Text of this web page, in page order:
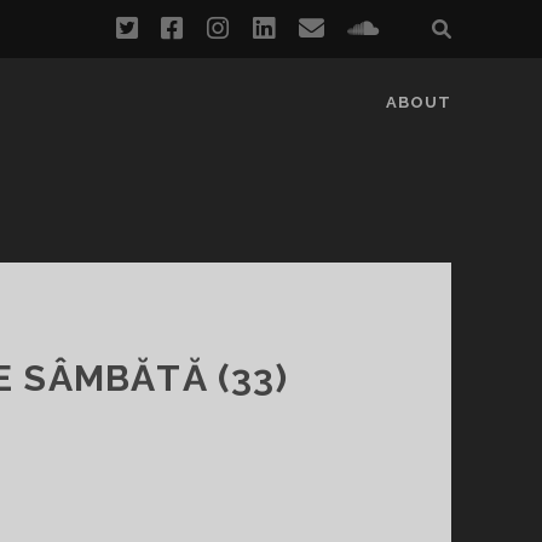
twitterfacebookinstagram
linkedin
emailsoundcloud
ABOUT
SÂMBĂTĂ (33)